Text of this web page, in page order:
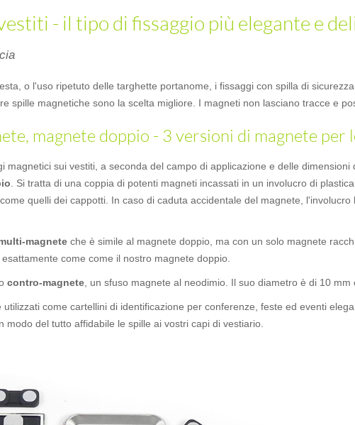
- il tipo di fissaggio più elegante e
o l'uso ripetuto delle targhette portanome, i fissaggi con spilla di
spille magnetiche sono la scelta migliore. I magneti non lasciano tracce e
magnete doppio - 3 versioni di magnete per
magnetici sui vestiti, a seconda del campo di applicazione e delle
. Si tratta di una coppia di potenti magneti incassati in un involucro di
quelli dei cappotti. In caso di caduta accidentale del magnete,
magnete che è simile al magnete doppio, ma con un solo magnete
come come il nostro magnete doppio.
contro-magnete, un sfuso magnete al neodimio. Il suo diametro è di 10 mm
come cartellini di identificazione per conferenze, feste ed eventi
del tutto affidabile le spille ai vostri capi di vestiario.